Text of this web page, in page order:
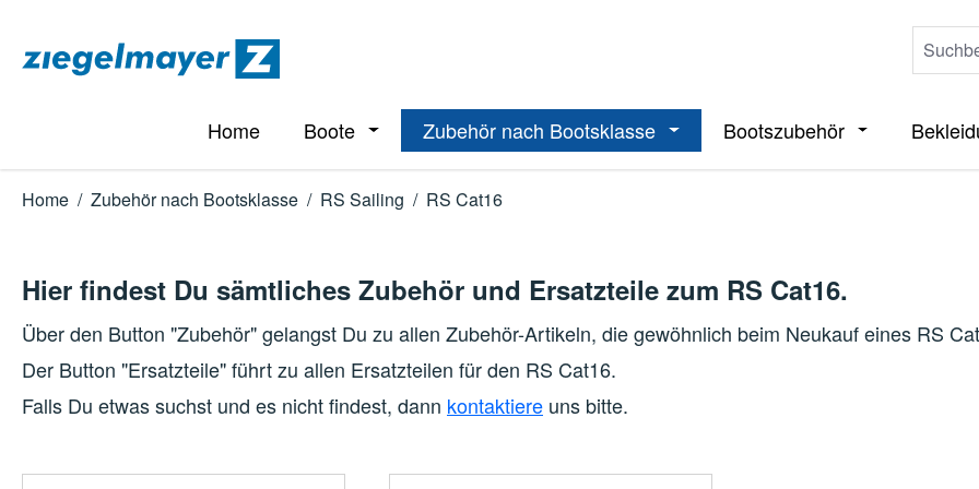
Home Boote Öffne oder Schließe das Dropdown der Kategorie Boote
Zubehör nach Bootsklasse Öffne oder Schließe das Dropdown
Bootszubehör Öffne oder
Home / Zubehör nach Bootsklasse / RS Sailing / RS Cat16
Hier findest Du sämtliches Zubehör und Ersatzteile zum RS Cat16.
Über den Button "Zubehör" gelangst Du zu allen Zubehör-Artikeln, die gewöhnlich beim Neukauf eines RS
Der Button "Ersatzteile" führt zu allen Ersatzteilen für den RS Cat16.
Falls Du etwas suchst und es nicht findest, dann kontaktiere uns bitte.